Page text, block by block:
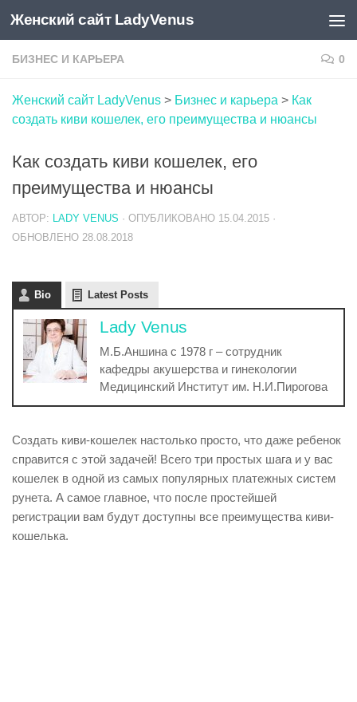
Skip to content
Женский сайт LadyVenus
БИЗНЕС И КАРЬЕРА 0
Женский сайт LadyVenus > Бизнес и карьера > Как
создать киви кошелек, его преимущества и нюансы
Как создать киви кошелек, его
преимущества и нюансы
АВТОР: LADY VENUS · ОПУБЛИКОВАНО 15.04.2015 ·
ОБНОВЛЕНО 28.08.2018
Bio Latest Posts
Lady Venus
М.Б.Аншина с 1978 г – сотрудник
кафедры акушерства и гинекологии
Медицинский Институт им. Н.И.Пирогова
Создать киви-кошелек настолько просто, что даже ребенок
справится с этой задачей! Всего три простых шага и у вас
кошелек в одной из самых популярных платежных систем
рунета. А самое главное, что после простейшей
регистрации вам будут доступны все преимущества киви-
кошелька.